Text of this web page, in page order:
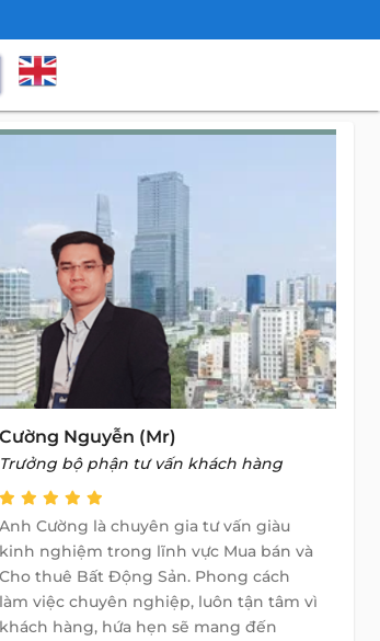
Cường Nguyễn (Mr)
Trưởng bộ phận tư vấn khách hàng
Anh Cường là chuyên gia tư vấn giàu
kinh nghiệm trong lĩnh vực Mua bán và
Cho thuê Bất Động Sản. Phong cách
làm việc chuyên nghiệp, luôn tận tâm vì
khách hàng, hứa hẹn sẽ mang đến